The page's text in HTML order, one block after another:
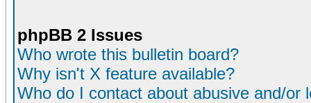
phpBB 2 Issues
Who wrote this bulletin board?
Why isn't X feature available?
Who do I contact about abusive and/or